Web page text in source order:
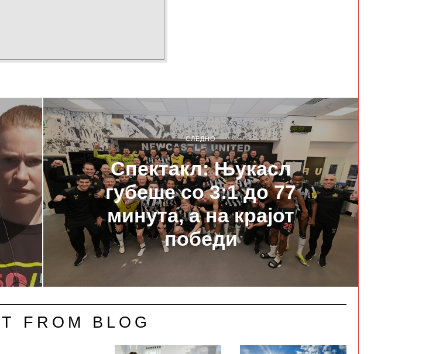
СЛЕДНО
Спектакл: Њукасл
губеше со 3:1 до 77
минута, а на крајот
победи
FROM BLOG